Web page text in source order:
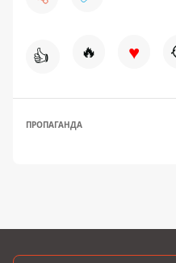
👍 🔥 ♥
ПРОПАГАНДА